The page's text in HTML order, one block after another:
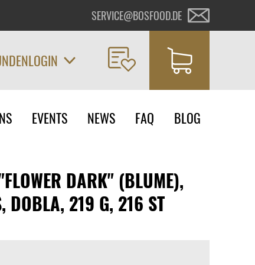
SERVICE@BOSFOOD.DE
EVENTS NEWS FAQ BLOG
DARK" (BLUME),
DOBLA, 219 G, 216 ST